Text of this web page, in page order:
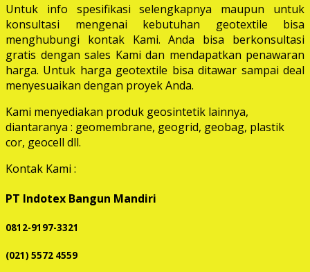
Untuk info spesifikasi selengkapnya maupun untuk
konsultasi mengenai kebutuhan geotextile bisa
menghubungi kontak Kami. Anda bisa berkonsultasi
gratis dengan sales Kami dan mendapatkan penawaran
harga. Untuk harga geotextile bisa ditawar sampai deal
menyesuaikan dengan proyek Anda.
Kami menyediakan produk geosintetik lainnya,
diantaranya : geomembrane, geogrid, geobag, plastik
cor, geocell dll.
Kontak Kami :
PT Indotex Bangun Mandiri
0812-9197-3321
(021) 5572 4559